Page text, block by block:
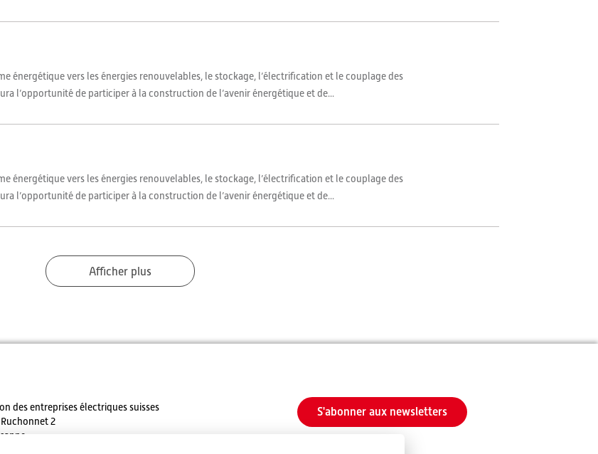
énergétique vers les énergies renouvelables, le sto­ckage, l’électrification et le couplage des
l’opportunité de participer à la construction de l’avenir énergétique et de...
énergétique vers les énergies renouvelables, le sto­ckage, l’électrification et le couplage des
l’opportunité de participer à la construction de l’avenir énergétique et de...
Afficher plus
des entreprises électriques suisses
2
S'abonner aux newsletters